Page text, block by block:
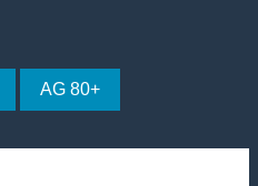
AG 80+